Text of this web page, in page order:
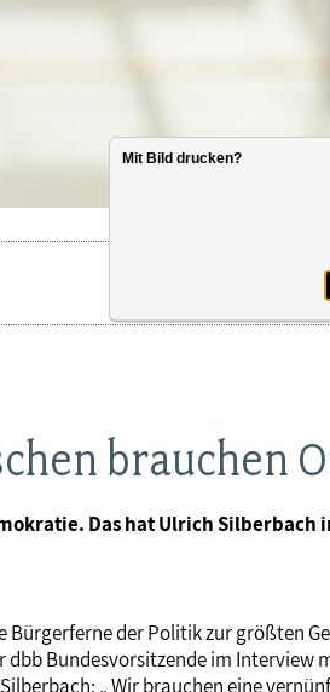
brauchen
Das hat Ulrich
Bürgerferne der Politik zur größten
Bundesvorsitzende im
„ Wir brauchen eine
Mit Bild drucken?